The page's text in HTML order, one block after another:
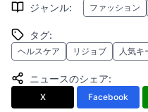
ジャンル: ファッション
タグ:
ヘルスケア リジョブ 人気キ
ニュースのシェア:
X Facebook